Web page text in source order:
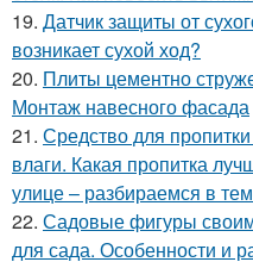
19. Датчик защиты от
возникает сухой ход?
20. Плиты цементно
Монтаж навесного фасада
21. Средство для
влаги. Какая пропитка
улице – разбираемся в
22. Садовые фигуры
для сада. Особенности и